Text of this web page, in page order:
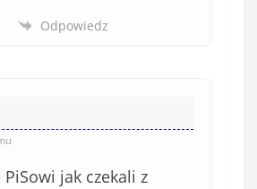
Odpowiedz
jak czekali z